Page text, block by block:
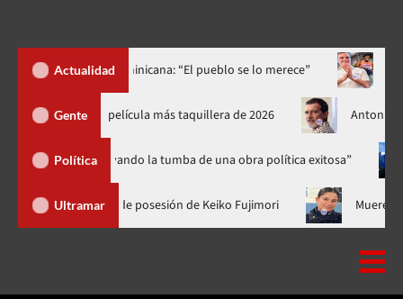
Actualidad
Dominicana: “El pueblo se lo merece” «¡Qué orgullo!»:
Gente
New Day’ se convierte en la película más taquillera de 2026
Política
o cavando la tumba de una obra política exitosa” Aníbal
Ultramar
Luis Abinader no fue a la toma de posesión de Keiko Fujimori